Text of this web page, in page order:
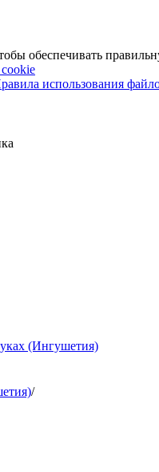
обеспечивать
использования
(Ингушетия)
/